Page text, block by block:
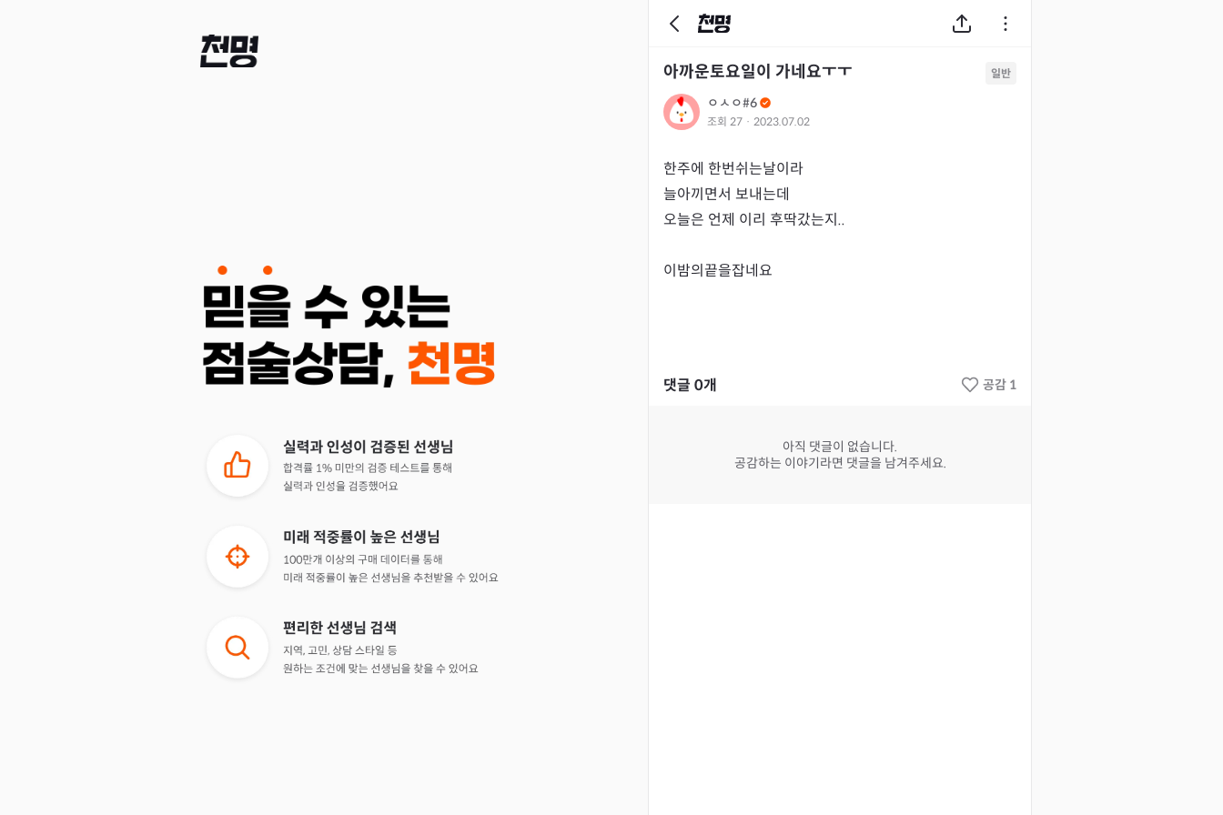
아까운토요일이 가네요ㅜㅜ 일반
ㅇㅅㅇ#6
조회 27 · 2023.07.02
한주에 한번쉬는날이라
늘아끼면서 보내는데
오늘은 언제 이리 후딱갔는지..
이밤의끝을잡네요
댓글 0개 공감 1
아직 댓글이 없습니다.
공감하는 이야기라면 댓글을 남겨주세요.